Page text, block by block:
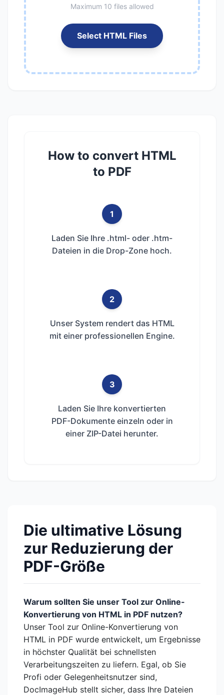
Maximum 10 files allowed
Select HTML Files
How to convert HTML
to PDF
1
Laden Sie Ihre .html- oder .htm-
Dateien in die Drop-Zone hoch.
2
Unser System rendert das HTML
mit einer professionellen Engine.
3
Laden Sie Ihre konvertierten
PDF-Dokumente einzeln oder in
einer ZIP-Datei herunter.
Die ultimative Lösung
zur Reduzierung der
PDF-Größe
Warum sollten Sie unser Tool zur Online-
Konvertierung von HTML in PDF nutzen?
Unser Tool zur Online-Konvertierung von
HTML in PDF wurde entwickelt, um Ergebnisse
in höchster Qualität bei schnellsten
Verarbeitungszeiten zu liefern. Egal, ob Sie
Profi oder Gelegenheitsnutzer sind,
DocImageHub stellt sicher, dass Ihre Dateien